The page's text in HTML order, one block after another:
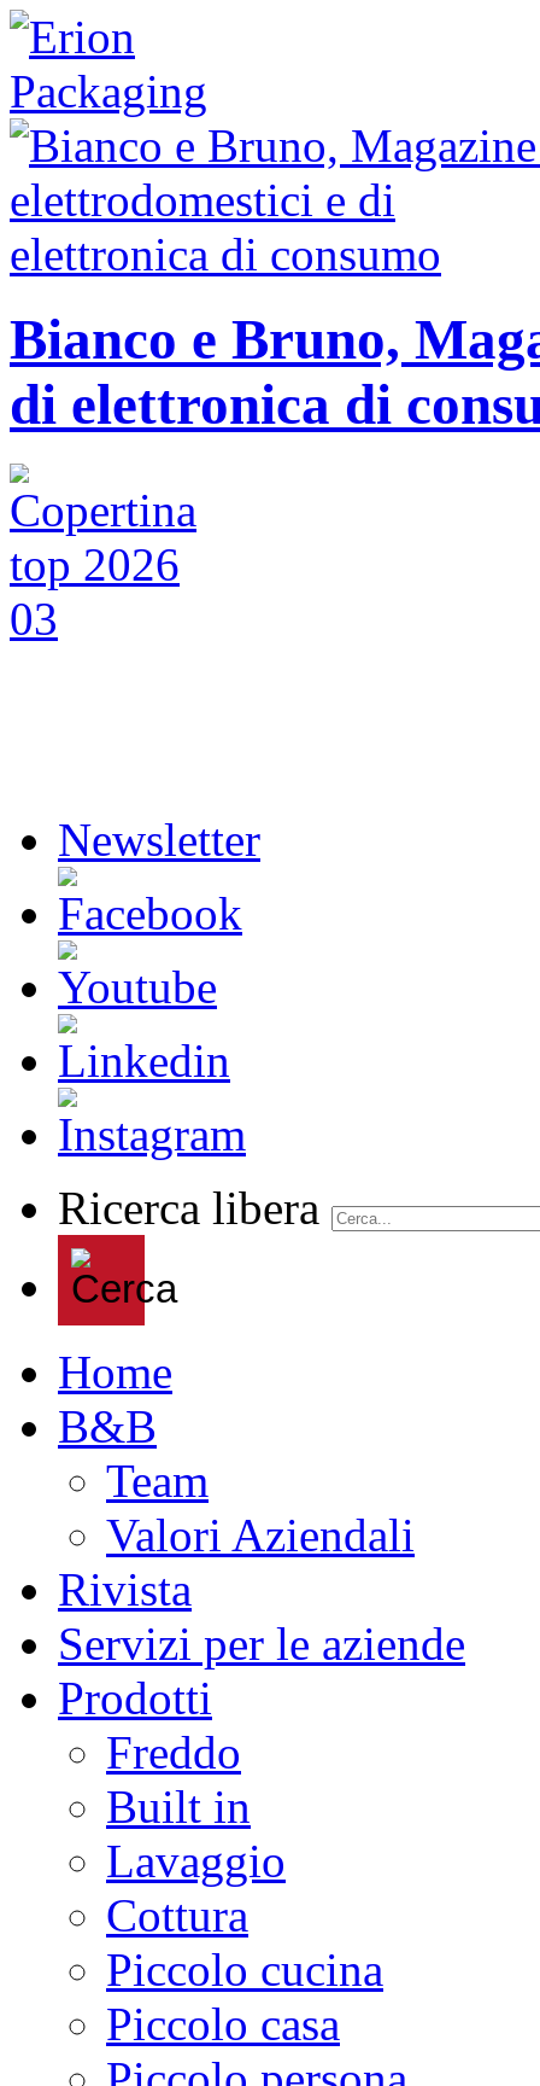
Bianco e Bruno,
di elettronica di
Newsletter
Ricerca libera
Home
B&B
Team
Valori Aziendali
Rivista
Servizi per le aziende
Prodotti
Freddo
Built in
Lavaggio
Cottura
Piccolo cucina
Piccolo casa